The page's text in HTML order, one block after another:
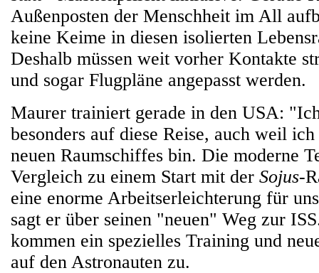
Außenposten der Menschheit im All
keine Keime in diesen isolierten
Deshalb müssen weit vorher Kontakte
und sogar Flugpläne angepasst werden.
Maurer trainiert gerade in den USA:
besonders auf diese Reise, auch weil
neuen Raumschiffes bin. Die moderne
Vergleich zu einem Start mit der Sojus-
eine enorme Arbeitserleichterung für
sagt er über seinen "neuen" Weg zur
kommen ein spezielles Training und
auf den Astronauten zu.